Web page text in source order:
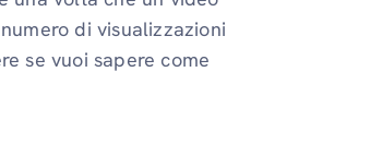
di visualizzazioni
se vuoi sapere come